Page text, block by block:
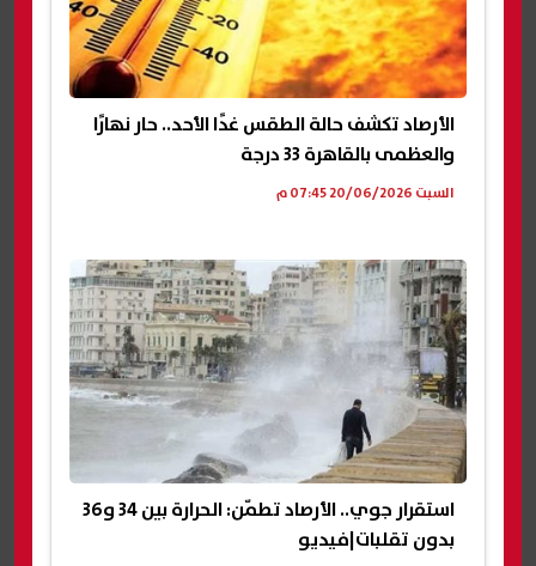
الأرصاد تكشف حالة الطقس غدًا الأحد.. حار نهارًا
والعظمى بالقاهرة 33 درجة
السبت 20/06/2026 07:45 م
استقرار جوي.. الأرصاد تطمّن: الحرارة بين 34 و36
بدون تقلبات|فيديو